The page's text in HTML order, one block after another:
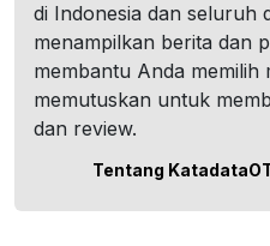
di Indonesia dan seluruh
menampilkan berita dan
membantu Anda
memutuskan untuk
dan review.
Tentang